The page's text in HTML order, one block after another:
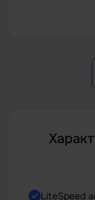
Виділена
300.000
LiteSpeed